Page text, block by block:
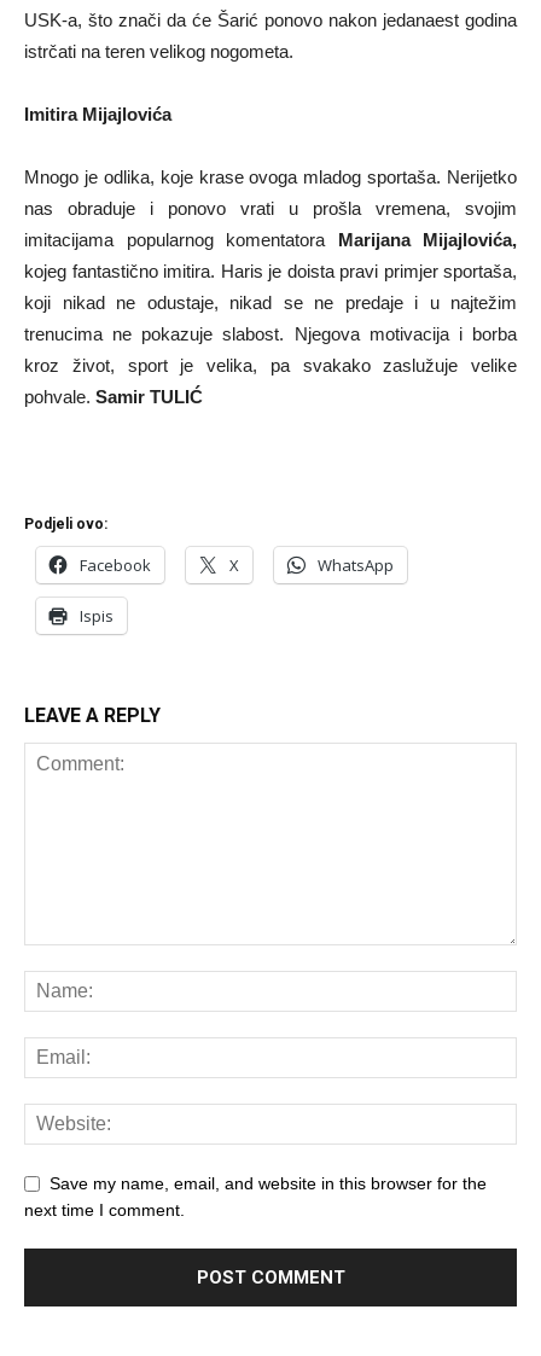
USK-a, što znači da će Šarić ponovo nakon jedanaest godina
istrčati na teren velikog nogometa.
Imitira Mijajlovića
Mnogo je odlika, koje krase ovoga mladog sportaša. Nerijetko
nas obraduje i ponovo vrati u prošla vremena, svojim
imitacijama popularnog komentatora Marijana Mijajlovića,
kojeg fantastično imitira. Haris je doista pravi primjer sportaša,
koji nikad ne odustaje, nikad se ne predaje i u najtežim
trenucima ne pokazuje slabost. Njegova motivacija i borba
kroz život, sport je velika, pa svakako zaslužuje velike
pohvale. Samir TULIĆ
Podjeli ovo:
Facebook X WhatsApp
Ispis
LEAVE A REPLY
Save my name, email, and website in this browser for the
next time I comment.